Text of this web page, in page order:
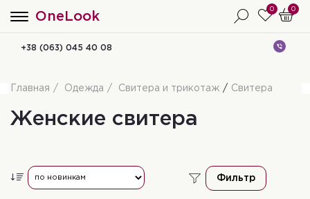
OneLook
0 0
+38 (063) 045 40 08
Главная Одежда Свитера и трикотаж Свитера
Женские свитера
Фильтр